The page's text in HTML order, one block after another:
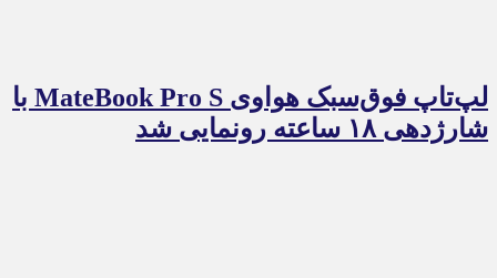
لپ‌تاپ فوق‌سبک هواوی MateBook Pro S با
شارژدهی ۱۸ ساعته رونمایی شد